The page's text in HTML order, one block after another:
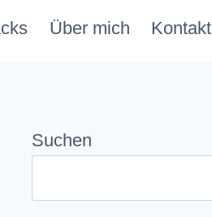
Über mich Kontakt
Suchen